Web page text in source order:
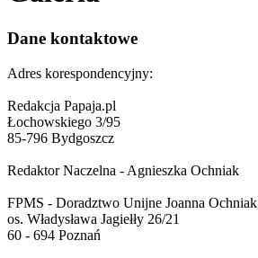
Dane kontaktowe
Adres korespondencyjny:
Redakcja Papaja.pl
Łochowskiego 3/95
85-796 Bydgoszcz
Redaktor Naczelna - Agnieszka Ochniak
FPMS - Doradztwo Unijne Joanna Ochniak
os. Władysława Jagiełły 26/21
60 - 694 Poznań